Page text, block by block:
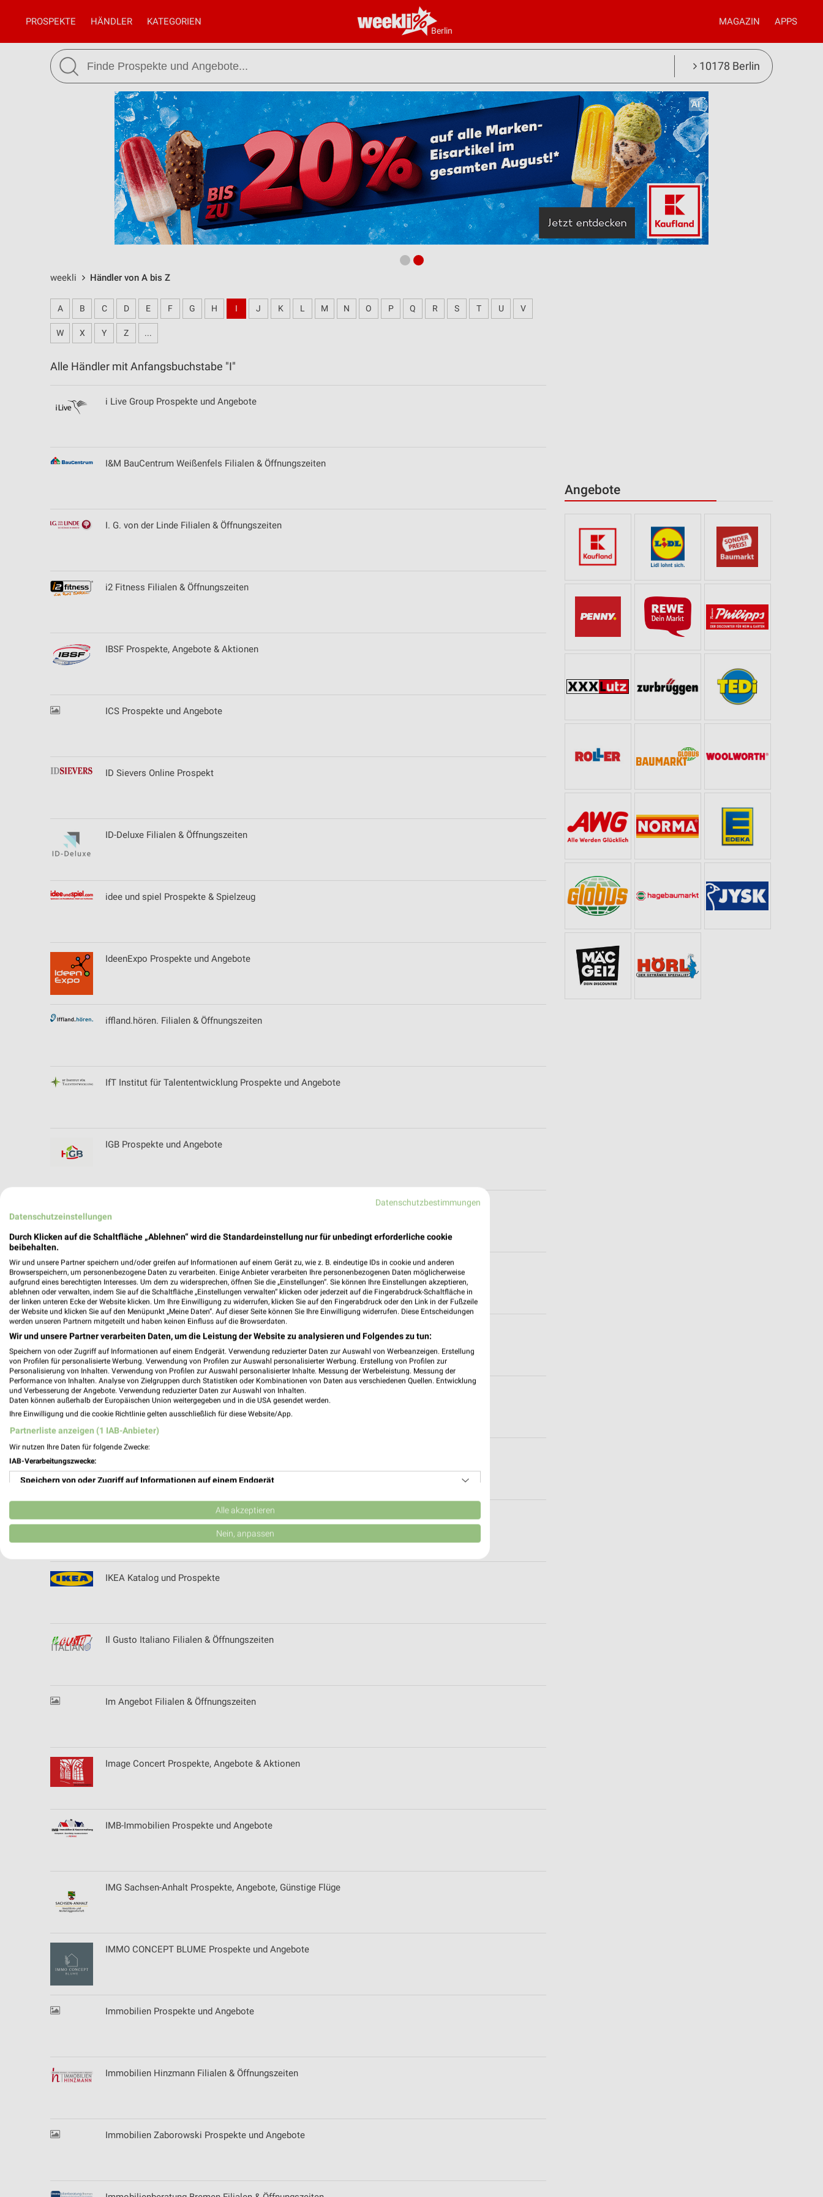
Berlin
PROSPEKTE HÄNDLER KATEGORIEN MAGAZIN APPS
10178 Berlin
weekli Händler von A bis Z
Angebote
A B C D E F G H I J K L M N O P Q R S T U V
W X Y Z ...
Alle Händler mit Anfangsbuchstabe "I"
i Live Group Prospekte und Angebote
I&M BauCentrum Weißenfels Filialen & Öffnungszeiten
I. G. von der Linde Filialen & Öffnungszeiten
i2 Fitness Filialen & Öffnungszeiten
IBSF Prospekte, Angebote & Aktionen
ICS Prospekte und Angebote
ID Sievers Online Prospekt
ID-Deluxe Filialen & Öffnungszeiten
idee und spiel Prospekte & Spielzeug
IdeenExpo Prospekte und Angebote
iffland.hören. Filialen & Öffnungszeiten
IfT Institut für Talententwicklung Prospekte und Angebote
IGB Prospekte und Angebote
IHK Plauen Prospekte und Angebote
Ihr Alltagshelfer Filialen & Öffnungszeiten
Ihr Brillenmacher Filialen & Öffnungszeiten
ikarus Filialen & Öffnungszeiten
IKEA Katalog und Prospekte
Il Gusto Italiano Filialen & Öffnungszeiten
Im Angebot Filialen & Öffnungszeiten
Image Concert Prospekte, Angebote & Aktionen
IMB-Immobilien Prospekte und Angebote
IMG Sachsen-Anhalt Prospekte, Angebote, Günstige Flüge
IMMO CONCEPT BLUME Prospekte und Angebote
Immobilien Prospekte und Angebote
Immobilien Hinzmann Filialen & Öffnungszeiten
Immobilien Zaborowski Prospekte und Angebote
Datenschutzbestimmungen
Datenschutzeinstellungen
Durch Klicken auf die Schaltfläche „Ablehnen“ wird die Standardeinstellung nur für unbedingt erforderliche cookie
beibehalten.
Wir und unsere Partner speichern und/oder greifen auf Informationen auf einem Gerät zu, wie z. B. eindeutige IDs in cookie und anderen
Browserspeichern, um personenbezogene Daten zu verarbeiten. Einige Anbieter verarbeiten Ihre personenbezogenen Daten möglicherweise
aufgrund eines berechtigten Interesses. Um dem zu widersprechen, öffnen Sie die „Einstellungen“. Sie können Ihre Einstellungen akzeptieren,
ablehnen oder verwalten, indem Sie auf die Schaltfläche „Einstellungen verwalten“ klicken oder jederzeit auf die Fingerabdruck-Schaltfläche in
der linken unteren Ecke der Website klicken. Um Ihre Einwilligung zu widerrufen, klicken Sie auf den Fingerabdruck oder den Link in der Fußzeile
der Website und klicken Sie auf den Menüpunkt „Meine Daten“. Auf dieser Seite können Sie Ihre Einwilligung widerrufen. Diese Entscheidungen
werden unseren Partnern mitgeteilt und haben keinen Einfluss auf die Browserdaten.
Wir und unsere Partner verarbeiten Daten, um die Leistung der Website zu analysieren und Folgendes zu tun:
Speichern von oder Zugriff auf Informationen auf einem Endgerät. Verwendung reduzierter Daten zur Auswahl von Werbeanzeigen. Erstellung
von Profilen für personalisierte Werbung. Verwendung von Profilen zur Auswahl personalisierter Werbung. Erstellung von Profilen zur
Personalisierung von Inhalten. Verwendung von Profilen zur Auswahl personalisierter Inhalte. Messung der Werbeleistung. Messung der
Performance von Inhalten. Analyse von Zielgruppen durch Statistiken oder Kombinationen von Daten aus verschiedenen Quellen. Entwicklung
und Verbesserung der Angebote. Verwendung reduzierter Daten zur Auswahl von Inhalten.
Daten können außerhalb der Europäischen Union weitergegeben und in die USA gesendet werden.
Ihre Einwilligung und die cookie Richtlinie gelten ausschließlich für diese Website/App.
Partnerliste anzeigen (1 IAB-Anbieter)
Wir nutzen Ihre Daten für folgende Zwecke:
IAB-Verarbeitungszwecke:
Speichern von oder Zugriff auf Informationen auf einem Endgerät
Verwendung reduzierter Daten zur Auswahl von Werbeanzeigen
Erstellung von Profilen für personalisierte Werbung
Erstellung von Profilen zur Personalisierung von Inhalten
IAB-Besonderheiten:
Verwendung genauer Standortdaten
Nicht-IAB-Verarbeitungszwecke:
Alle akzeptieren
Nein, anpassen